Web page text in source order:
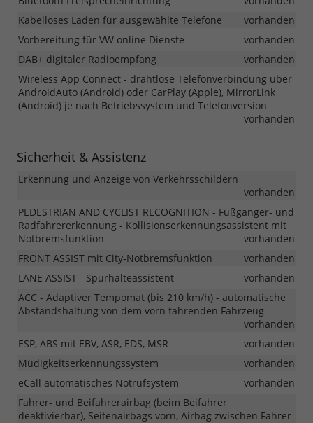
Kabelloses Laden für ausgewählte Telefone
vorhanden
Vorbereitung für VW online Dienste
vorhanden
DAB+ digitaler Radioempfang
vorhanden
Wireless App Connect - drahtlose Telefonverbindung über
AndroidAuto (Android) oder CarPlay (Apple), MirrorLink
(Android) je nach Betriebssystem und Telefonversion
vorhanden
Sicherheit & Assistenz
Erkennung und Anzeige von Verkehrsschildern
vorhanden
PEDESTRIAN AND CYCLIST RECOGNITION - Fußgänger- und
Radfahrererkennung - Kollisionserkennungsassistent mit
Notbremsfunktion
vorhanden
FRONT ASSIST mit City-Notbremsfunktion
vorhanden
LANE ASSIST - Spurhalteassistent
vorhanden
ACC - Adaptiver Tempomat (bis 210 km/h) - automatische
Abstandshaltung von dem vorn fahrenden Fahrzeug
vorhanden
ESP, ABS mit EBV, ASR, EDS, MSR
vorhanden
Müdigkeitserkennungssystem
vorhanden
eCall automatisches Notrufsystem
vorhanden
Fahrer- und Beifahrerairbag (beim Beifahrer
deaktivierbar), Seitenairbags vorn, Airbag zwischen Fahrer